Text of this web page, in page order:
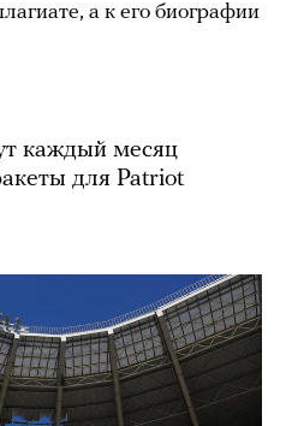
а к его биографии
каждый месяц
для Patriot